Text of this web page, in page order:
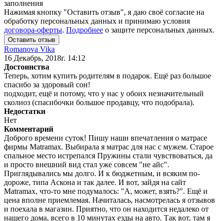
заполнения
Нажимая кнопку "Оставить отзыв", я даю своё согласие на
обработку персональных данных и принимаю условия
договора-оферты. Подробнее о защите персональных данных.
Romanova Vika
16 Декабрь, 2018г. 14:12
Достоинства
Теперь, хотим купить родителям в подарок. Ещё раз большое
спасибо за здоровый сон!
подходит, ещё и потому, что у нас у обоих незначительный
сколиоз (спасибочки большое продавцу, что подобрала).
Недостатки
Нет
Комментарий
Доброго времени суток! Пишу наши впечатления о матрасе
фирмы Matramax. Выбирала я матрас для нас с мужем. Старое
спальное место истрепался Пружины стали чувствоваться, да
и просто внешний вид стал уже совсем "не айс".
Приглядывались мы долго. И к бюджетным, и всяким по-
дороже, типа Аскона и так далее. И вот, зайдя на сайт
Matramax, что-то мне подумалось: "А, может, взять?". Ещё и
цена вполне приемлемая. Начиталась, насмотрелась я отзывов
и поехала в магазин. Приятно, что он находится недалеко от
нашего дома, всего в 10 минутах езды на авто. Так вот, там я